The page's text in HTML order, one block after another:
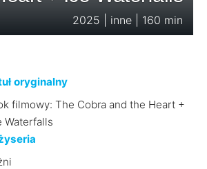
2025 | inne | 160 min
oryginalny
filmowy: The Cobra and the Heart +
Waterfalls